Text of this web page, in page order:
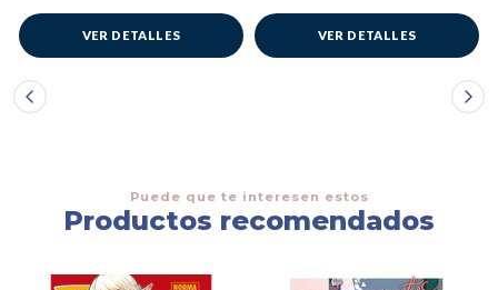
VER DETALLES VER DETALLES
Puede que te interesen estos
Productos recomendados